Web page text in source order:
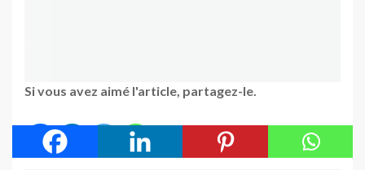
Si vous avez aimé l'article, partagez-le.